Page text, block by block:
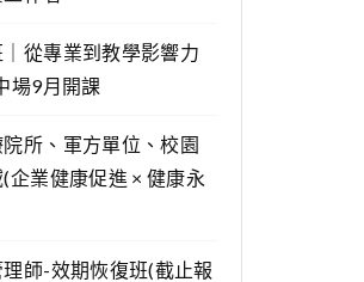
從專業到教學影響力
場9月開課
所、軍方單位、校園
企業健康促進 × 健康永
師-效期恢復班(截止報